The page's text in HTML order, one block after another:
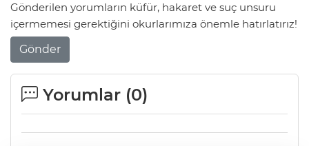
Gönderilen yorumların küfür, hakaret ve suç unsuru
içermemesi gerektiğini okurlarımıza önemle hatırlatırız!
Gönder
Yorumlar (0)